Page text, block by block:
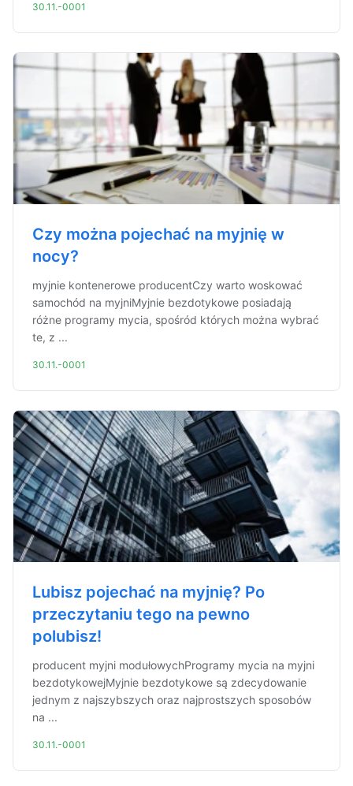
30.11.-0001
Czy można pojechać na myjnię w
nocy?
myjnie kontenerowe producentCzy warto woskować
samochód na myjniMyjnie bezdotykowe posiadają
różne programy mycia, spośród których można wybrać
te, z ...
30.11.-0001
Lubisz pojechać na myjnię? Po
przeczytaniu tego na pewno
polubisz!
producent myjni modułowychProgramy mycia na myjni
bezdotykowejMyjnie bezdotykowe są zdecydowanie
jednym z najszybszych oraz najprostszych sposobów
na ...
30.11.-0001